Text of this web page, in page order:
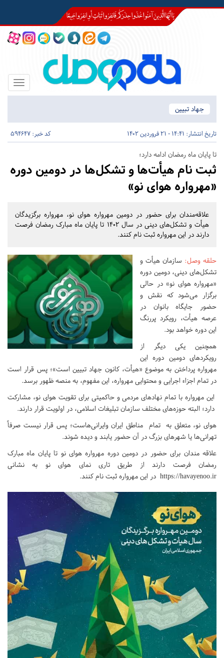
Toggle
جهاد تبیین
تاریخ انتشار: 14:41 - 21 فروردین 1402 کد خبر: 594647
تا پایان ماه رمضان ادامه دارد؛
ثبت نام هیأت‌ها و تشکل‌ها در دومین دوره
«مهرواره هوای نو»
علاقه‌مندان برای حضور در دومین مهرواره هوای نو، مهرواره برگزیدگان
هیأت و تشکل‌های دینی در سال ۱۴۰۲ تا پایان ماه مبارک رمضان فرصت
دارند در این مهرواره ثبت نام کنند.
حلقه وصل: سازمان هیأت و
تشکل‌های دینی، دومین دوره
«مهرواره هوای نو» در حالی
برگزار می‌شود که نقش و
حضور جایگاه بانوان در
عرصه هیأت، رویکرد پررنگ
این دوره خواهد بود.
همچنین یکی دیگر از
رویکردهای دومین دوره این
مهرواره پرداختن به موضوع «هیأت، کانون جهاد تبیین است»؛ پس قرار است
در تمام اجزاء اجرایی و محتوایی مهرواره، این مفهوم، به منصه ظهور برسد.
این مهرواره با تمام نهادهای مردمی و حاکمیتی برای تقویت هوای نو، مشارکت
دارد؛ البته حوزه‌های مختلف سازمان تبلیغات اسلامی، در اولویت قرار دارند.
هوای نو، متعلق به تمام مناطق ایران وایرانی‌هاست؛ پس قرار نیست صرفاً
تهرانی‌ها یا شهرهای بزرگ در آن حضور یابند و دیده شوند.
علاقه مندان برای حضور در دومین دوره مهرواره هوای نو تا پایان ماه مبارک
رمضان فرصت دارند از طریق تاری نمای هوای نو به نشانی
https://havayenoo.ir در این مهرواره ثبت نام کنند.